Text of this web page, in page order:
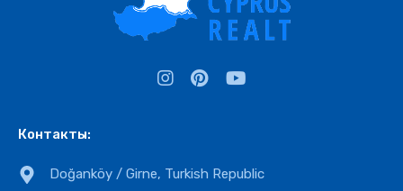
Контакты:
Doğanköy / Girne, Turkish Republic